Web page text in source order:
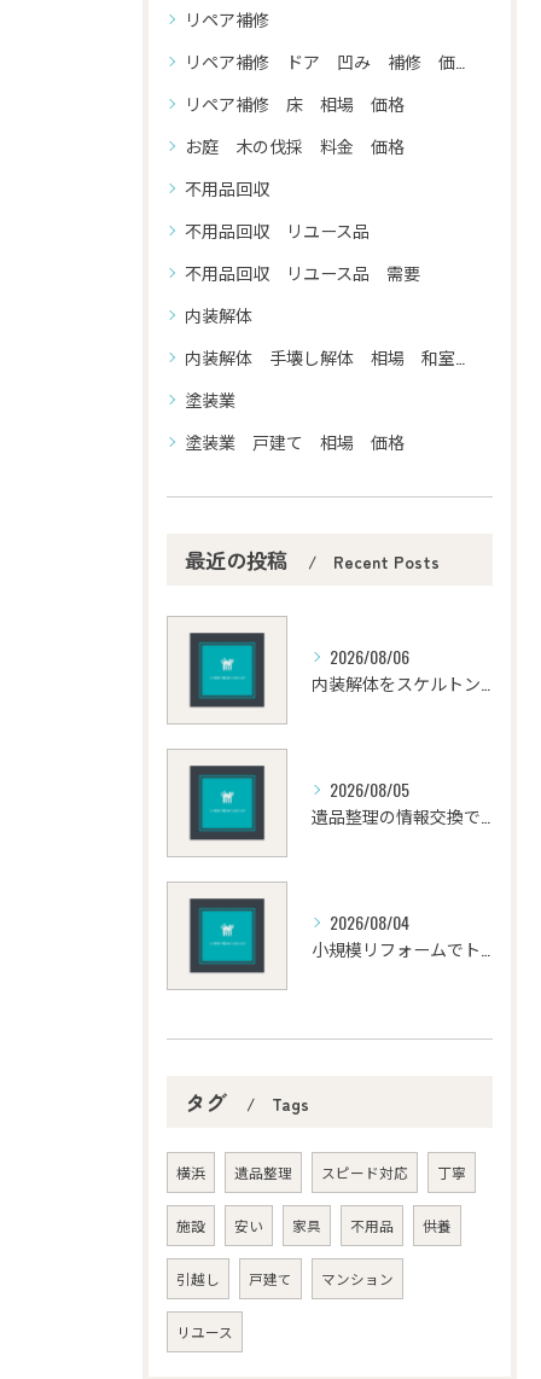
リペア補修
リペア補修 ドア 凹み 補修 価格 相場
リペア補修 床 相場 価格
お庭 木の伐採 料金 価格
不用品回収
不用品回収 リユース品
不用品回収 リユース品 需要
内装解体
内装解体 手壊し解体 相場 和室 洋室
塗装業
塗装業 戸建て 相場 価格
最近の投稿 Recent Posts
2026/08/06
2026/08/05
2026/08/04
タグ Tags
横浜 遺品整理 スピード対応 丁寧
施設 安い 家具 不用品 供養
引越し 戸建て マンション
リユース